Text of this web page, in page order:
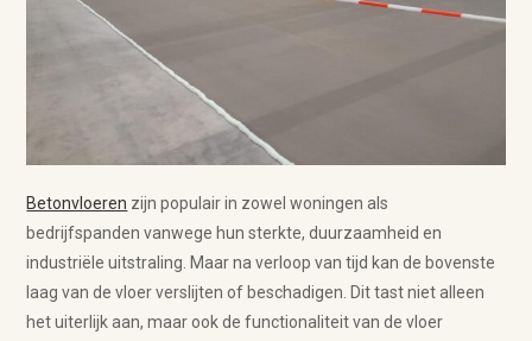
Betonvloeren zijn populair in zowel woningen als
bedrijfspanden vanwege hun sterkte, duurzaamheid en
industriële uitstraling. Maar na verloop van tijd kan de bovenste
laag van de vloer verslijten of beschadigen. Dit tast niet alleen
het uiterlijk aan, maar ook de functionaliteit van de vloer